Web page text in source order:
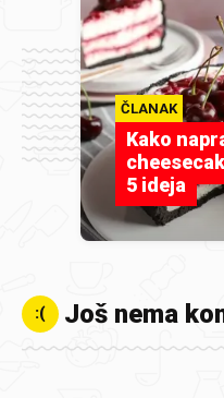
ČLANAK
Kako
5 ideja
:( Još nema